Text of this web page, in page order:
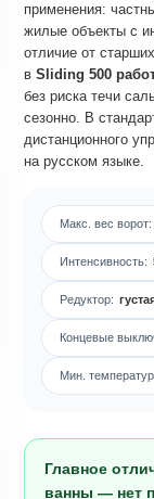
применения:
жилые объекты с
отличие от
в Sliding 500
без риска течи
сезонно. В
дистанционного
на русском языке.
Макс. вес ворот:
Интенсивность:
Редуктор:
Концевые
Мин.
Главное
ванны — нет